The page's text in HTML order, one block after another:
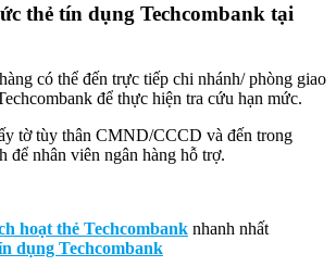
thẻ tín dụng Techcombank tại
có thể đến trực tiếp chi nhánh/ phòng giao
để thực hiện tra cứu hạn mức.
tờ tùy thân CMND/CCCD và đến trong
để nhân viên ngân hàng hỗ trợ.
hoạt thẻ Techcombank nhanh nhất
dụng Techcombank